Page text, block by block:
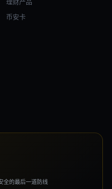
币安卡
全的最后一道防线